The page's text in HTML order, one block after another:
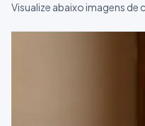
Visualize abaixo imagens